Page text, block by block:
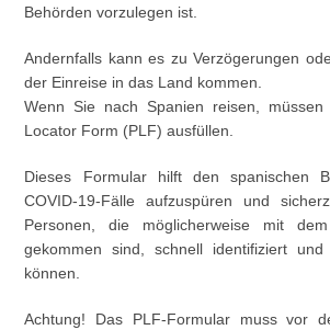
Behörden vorzulegen ist.
Andernfalls kann es zu Verzögerungen
der Einreise in das Land kommen.
Wenn Sie nach Spanien reisen,
Locator Form (PLF) ausfüllen.
Dieses Formular hilft den spanischen
COVID-19-Fälle aufzuspüren und
Personen, die möglicherweise mit
gekommen sind, schnell identifiziert und
können.
Achtung! Das PLF-Formular muss vor